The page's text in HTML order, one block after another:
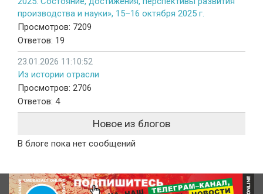
производства и науки», 15–16 октября 2025 г.
Просмотров: 7209
Ответов: 19
23.01.2026 11:10:52
Из истории отрасли
Просмотров: 2706
Ответов: 4
Новое из блогов
В блоге пока нет сообщений